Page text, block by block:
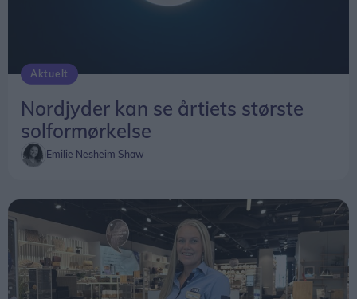
Aktuelt
Nordjyder kan se årtiets største
solformørkelse
Emilie Nesheim Shaw